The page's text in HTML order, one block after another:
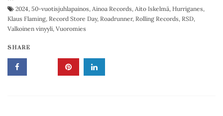
2024, 50-vuotisjuhlapainos, Ainoa Records, Aito Iskelmä, Hurriganes,
Klaus Flaming, Record Store Day, Roadrunner, Rolling Records, RSD,
Valkoinen vinyyli, Vuoromies
SHARE